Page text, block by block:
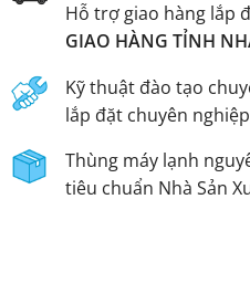
Hỗ trợ giao hàng lắp
GIAO HÀNG TỈNH
Kỹ thuật đào tạo
lắp đặt chuyên
Thùng máy lạnh
tiêu chuẩn Nhà Sản